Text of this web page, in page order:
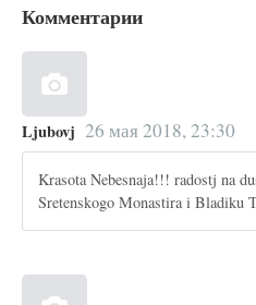
Комментарии
Ljubovj 26 мая 2018, 23:30
Krasota Nebesnaja!!! radostj na
Sretenskogo Monastira i Bladiku